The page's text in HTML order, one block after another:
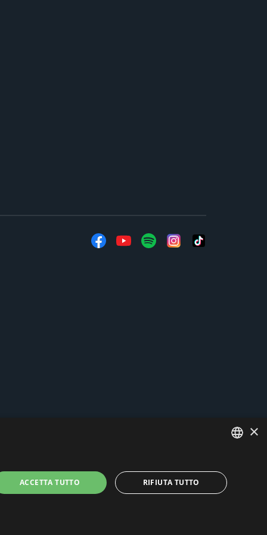
ENGLISH
×
ACCETTA TUTTO RIFIUTA TUTTO